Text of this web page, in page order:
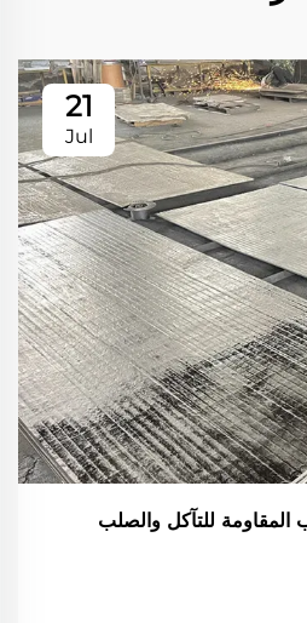
21
Jul
المقاومة للتآكل والصلب